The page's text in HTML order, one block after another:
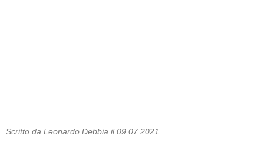
Scritto da Leonardo Debbia il 09.07.2021